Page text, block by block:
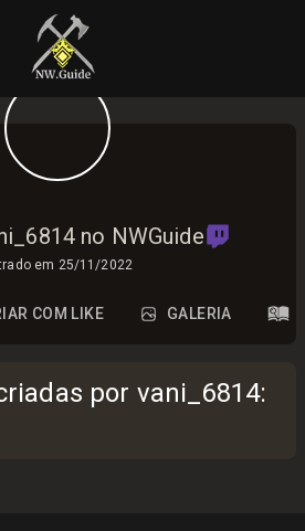
no NWGuide
em 25/11/2022
COM LIKE GALERIA
por vani_6814: